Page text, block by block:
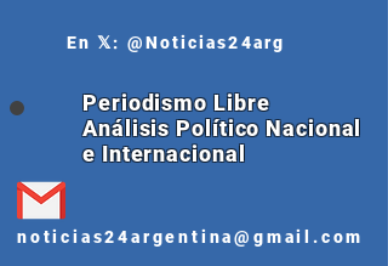
En 𝕏: @Noticias24arg
Periodismo Libre
Análisis Político Nacional
e Internacional
noticias24argentina@gmail.com